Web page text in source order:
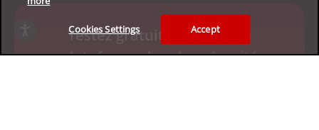
Testez gratuitement notre
plateforme de cybersécurité
Cookies Settings Accept